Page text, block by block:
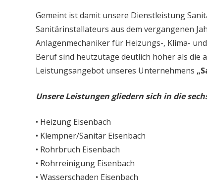
Gemeint ist damit unsere Dienstleistung
Sanitärinstallateurs aus dem vergangenen
Anlagenmechaniker für Heizungs-, Klima-
Beruf sind heutzutage deutlich höher als die
Leistungsangebot unseres Unternehmens
Unsere Leistungen gliedern sich in die
• Heizung Eisenbach
• Klempner/Sanitär Eisenbach
• Rohrbruch Eisenbach
• Rohrreinigung Eisenbach
• Wasserschaden Eisenbach